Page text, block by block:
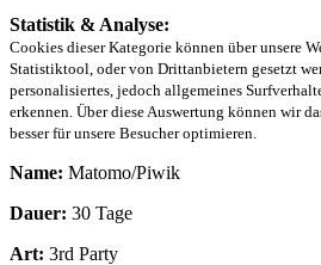
Statistik & Analyse:
Cookies dieser Kategorie können über unsere
Statistiktool, oder von Drittanbietern gesetzt
personalisiertes, jedoch allgemeines
erkennen. Über diese Auswertung können wir
besser für unsere Besucher optimieren.
Name: Matomo/Piwik
Dauer: 30 Tage
Art: 3rd Party